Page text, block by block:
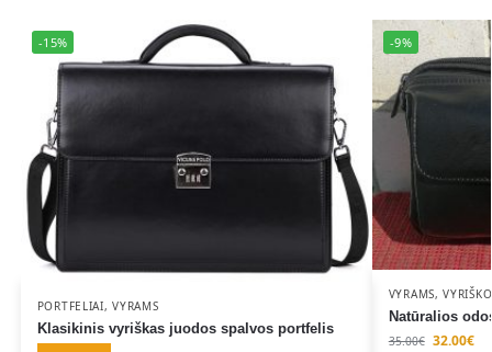
-15%
PORTFELIAI,VYRAMS
Klasikinis vyriškas juodos spalvos portfelis
-9%
VYRAMS,
Natūralios
35.00€ 32.00€